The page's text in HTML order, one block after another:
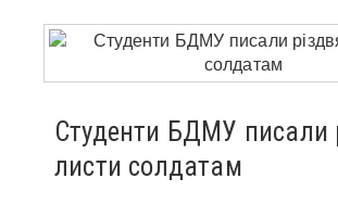
Студенти БДМУ писали
листи солдатам